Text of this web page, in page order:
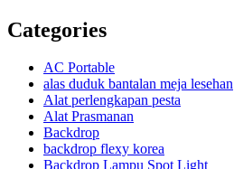
Categories
AC Portable
alas duduk bantalan meja lesehan
Alat perlengkapan pesta
Alat Prasmanan
Backdrop
backdrop flexy korea
Backdrop Lampu Spot Light